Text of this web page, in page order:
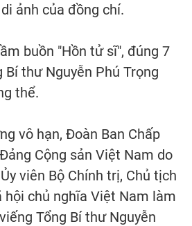
ảnh của đồng chí.
buồn "Hồn tử sĩ", đúng 7
Bí thư Nguyễn Phú Trọng
thể.
vô hạn, Đoàn Ban Chấp
Cộng sản Việt Nam do
viên Bộ Chính trị, Chủ tịch
hội chủ nghĩa Việt Nam làm
Tổng Bí thư Nguyễn